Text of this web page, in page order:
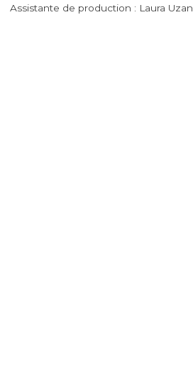
Assistante de production : Laura Uzan